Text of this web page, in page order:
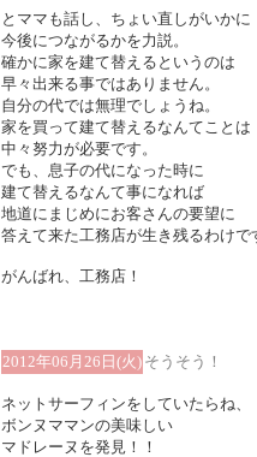
とママも話し、ちょい直しがいかに
今後につながるかを力説。
確かに家を建て替えるというのは
早々出来る事ではありません。
自分の代では無理でしょうね。
家を買って建て替えるなんてことは
中々努力が必要です。
でも、息子の代になった時に
建て替えるなんて事になれば
地道にまじめにお客さんの要望に
答えて来た工務店が生き残るわけで
がんばれ、工務店！
2012年06月26日(火) そうそう！
ネットサーフィンをしていたらね、
ボンヌママンの美味しい
マドレーヌを発見！！